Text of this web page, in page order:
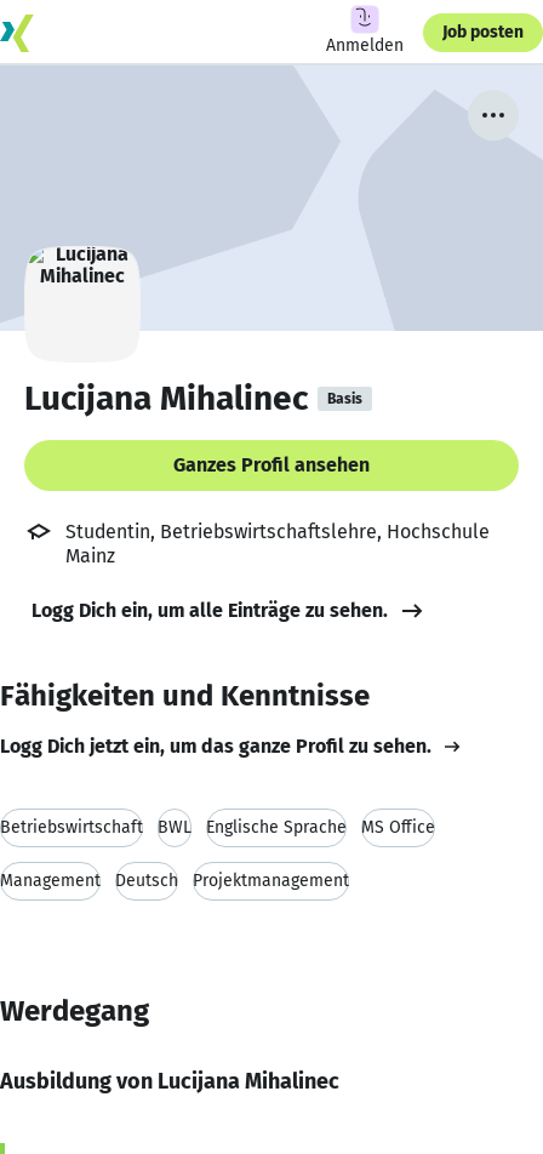
Anmelden
Job posten
Lucijana Mihalinec Basis
Ganzes Profil ansehen
Studentin, Betriebswirtschaftslehre, Hochschule
Mainz
Logg Dich ein, um alle Einträge zu sehen.
Fähigkeiten und Kenntnisse
Logg Dich jetzt ein, um das ganze Profil zu sehen.
Betriebswirtschaft BWL Englische Sprache MS Office
Management Deutsch Projektmanagement
Werdegang
Ausbildung von Lucijana Mihalinec